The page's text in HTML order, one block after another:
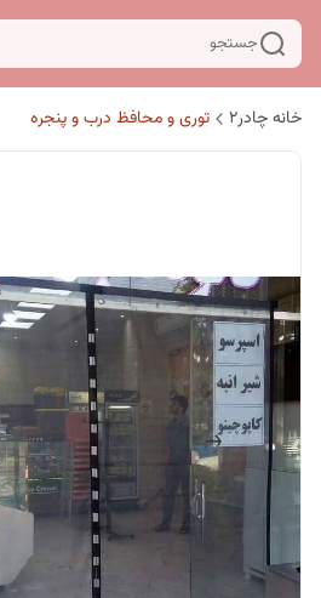
جستجو
خانه چادر۲ توری و محافظ درب و پنجره